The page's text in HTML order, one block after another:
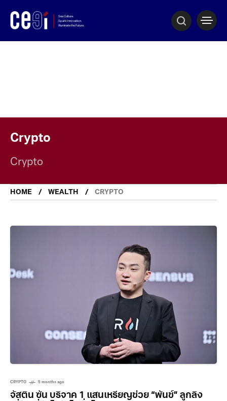
Crypto
Crypto
HOME WEALTH CRYPTO
CRYPTO 5 months ago
จัสติน ซัน บริจาค 1 แสนเหรียญช่วย “พันช์” ลูกลิง